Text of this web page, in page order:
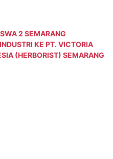
2 SEMARANG
KE PT. VICTORIA
(HERBORIST) SEMARANG